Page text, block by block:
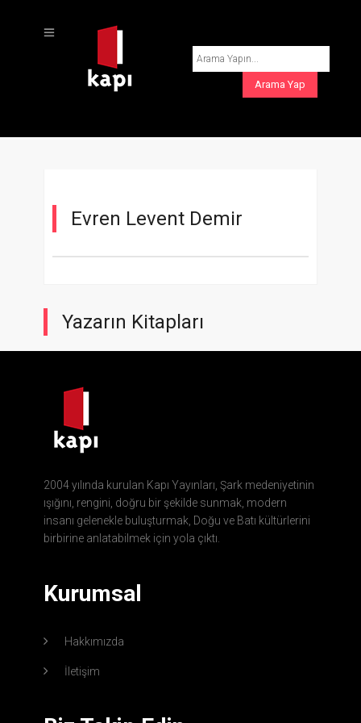
Evren Levent Demir
Yazarın Kitapları
2004 yılında kurulan Kapı Yayınları, Şark medeniyetinin
ışığını, rengini, doğru bir şekilde sunmak, modern
insanı gelenekle buluşturmak, Doğu ve Batı kültürlerini
birbirine anlatabilmek için yola çıktı.
Kurumsal
Hakkımızda
İletişim